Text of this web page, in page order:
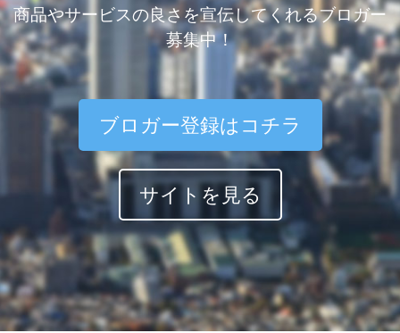
商品やサービスの良さを宣伝してくれるブロガー
募集中！
ブロガー登録はコチラ
サイトを見る